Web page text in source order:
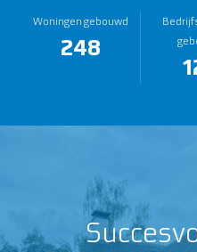
Woningen gebouwd
250